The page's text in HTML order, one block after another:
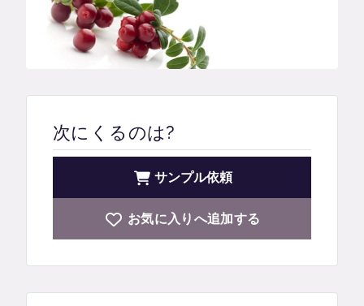
次にくるのは?
サンプル依頼
お気に入りへ追加する